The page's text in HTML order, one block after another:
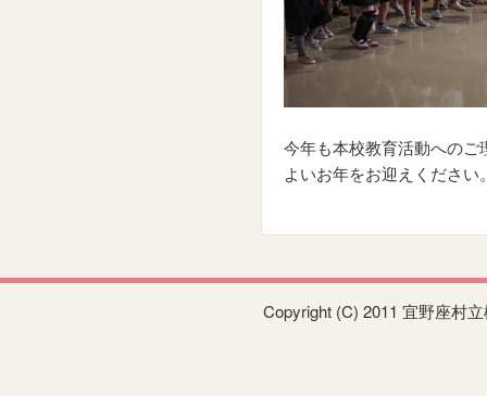
今年も本校教育活動への
よいお年をお迎えください
Copyright (C) 2011 宜野座村